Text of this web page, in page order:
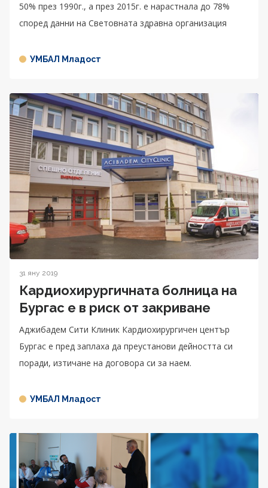
50% през 1990г., а през 2015г. е нарастнала до 78%
според данни на Световната здравна организация
УМБАЛ Младост
31 яну 2019
Кардиохирургичната болница на
Бургас е в риск от закриване
Аджибадем Сити Клиник Кардиохирургичен център
Бургас е пред заплаха да преустанови дейността си
поради, изтичане на договора си за наем.
УМБАЛ Младост